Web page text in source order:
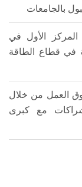
بالجامعات
الأول في
في قطاع الطاقة
العمل من خلال
مع كبرى